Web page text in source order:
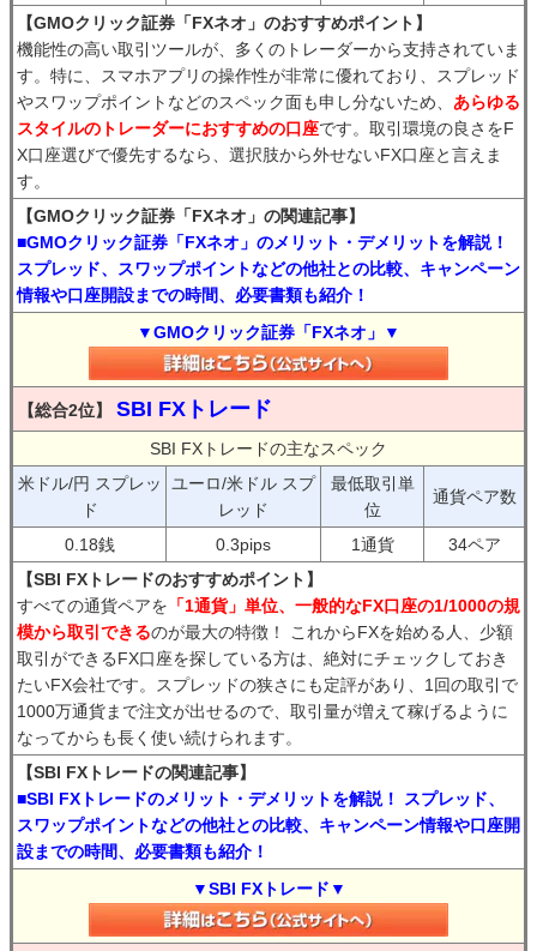
【GMOクリック証券「FXネオ」のおすすめポイント】
機能性の高い取引ツールが、多くのトレーダーから支持されていま
す。特に、スマホアプリの操作性が非常に優れており、スプレッド
やスワップポイントなどのスペック面も申し分ないため、 あらゆる
スタイルのトレーダーにおすすめの口座です。取引環境の良さをF
X口座選びで優先するなら、選択肢から外せないFX口座と言えま
す。
【GMOクリック証券「FXネオ」の関連記事】
■GMOクリック証券「FXネオ」のメリット・デメリットを解説！
スプレッド、スワップポイントなどの他社との比較、キャンペーン
情報や口座開設までの時間、必要書類も紹介！
▼GMOクリック証券「FXネオ」▼
【総合2位】 SBI FXトレード
SBI FXトレードの主なスペック
米ドル/円 スプレッ
ド
ユーロ/米ドル スプ
レッド
最低取引単
位
通貨ペア数
0.18銭 0.3pips 1通貨
34ペア
【SBI FXトレードのおすすめポイント】
すべての通貨ペアを 「1通貨」単位、一般的なFX口座の1/1000の規
模から取引できるのが最大の特徴！ これからFXを始める人、少額
取引ができるFX口座を探している方は、絶対にチェックしておき
たいFX会社です。スプレッドの狭さにも定評があり、1回の取引で
1000万通貨まで注文が出せるので、取引量が増えて稼げるように
なってからも長く使い続けられます。
【SBI FXトレードの関連記事】
■SBI FXトレードのメリット・デメリットを解説！ スプレッド、
スワップポイントなどの他社との比較、キャンペーン情報や口座開
設までの時間、必要書類も紹介！
▼SBI FXトレード▼